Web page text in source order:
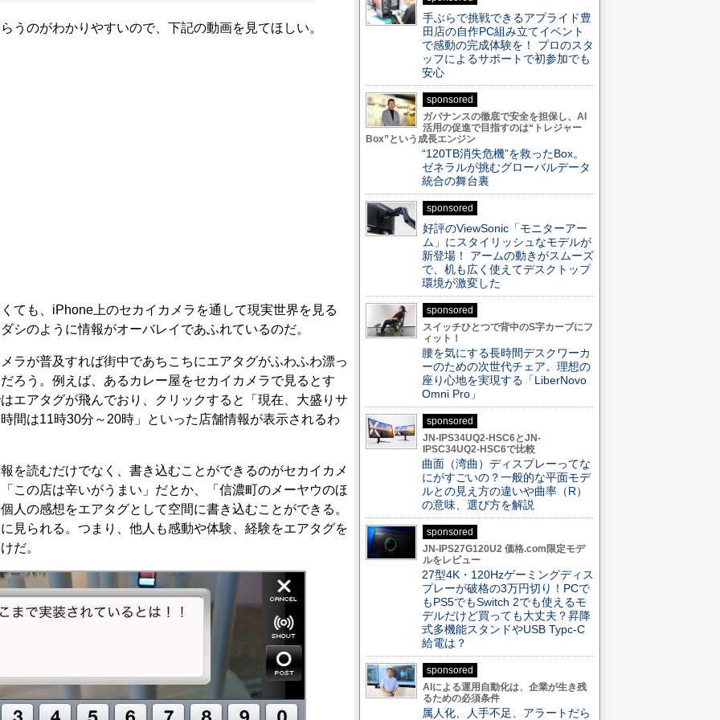
のがわかりやすいので、下記の動画を見てほしい。
も、iPhone上のセカイカメラを通して現実世界を見る
シのように情報がオーバレイであふれているのだ。
が普及すれば街中であちこちにエアタグがふわふわ漂っ
ろう。例えば、あるカレー屋をセカイカメラで見るとす
エアタグが飛んでおり、クリックすると「現在、大盛りサ
間は11時30分～20時」といった店舗情報が表示されるわ
読むだけでなく、書き込むことができるのがセカイカメ
この店は辛いがうまい」だとか、「信濃町のメーヤウのほ
人の感想をエアタグとして空間に書き込むことができる。
見られる。つまり、他人も感動や体験、経験をエアタグを
だ。
手ぶらで挑戦できるアプライド豊
田店の自作PC組み立てイベント
で感動の完成体験を！ プロのスタ
ッフによるサポートで初参加でも
安心
sponsored
ガバナンスの徹底で安全を担保し、AI
活用の促進で目指すのは“トレジャー
Box”という成長エンジン
“120TB消失危機”を救ったBox。
ゼネラルが挑むグローバルデータ
統合の舞台裏
sponsored
好評のViewSonic「モニターアー
ム」にスタイリッシュなモデルが
新登場！ アームの動きがスムーズ
で、机も広く使えてデスクトップ
環境が激変した
sponsored
スイッチひとつで背中のS字カーブにフ
ィット！
腰を気にする長時間デスクワーカ
ーのための次世代チェア。理想の
座り心地を実現する「LiberNovo
Omni Pro」
sponsored
JN-IPS34UQ2-HSC6とJN-
IPSC34UQ2-HSC6で比較
曲面（湾曲）ディスプレーってな
にがすごいの？一般的な平面モデ
ルとの見え方の違いや曲率（R）
の意味、選び方を解説
sponsored
JN-IPS27G120U2 価格.com限定モデ
ルをレビュー
27型4K・120Hzゲーミングディス
プレーが破格の3万円切り！PCで
もPS5でもSwitch 2でも使えるモ
デルだけど買っても大丈夫？昇降
式多機能スタンドやUSB Typc-C
給電は？
sponsored
AIによる運用自動化は、企業が生き残
るための必須条件
属人化、人手不足、アラートだら